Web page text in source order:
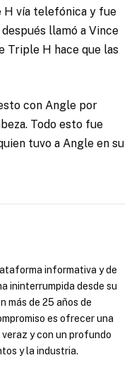
H vía telefónica y fue
llamó a Vince
Triple H hace que las
con Angle por
Todo esto fue
tuvo a Angle en su
informativa y de
ininterrumpida desde su
más de 25 años de
es ofrecer una
y con un profundo
y la industria.